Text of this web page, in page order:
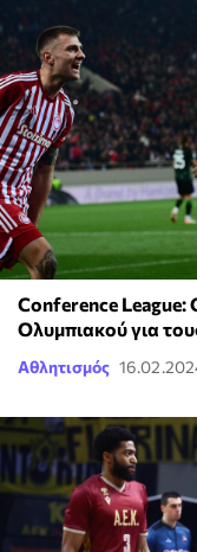
Conference League:
Ολυμπιακού για
Αθλητισμός